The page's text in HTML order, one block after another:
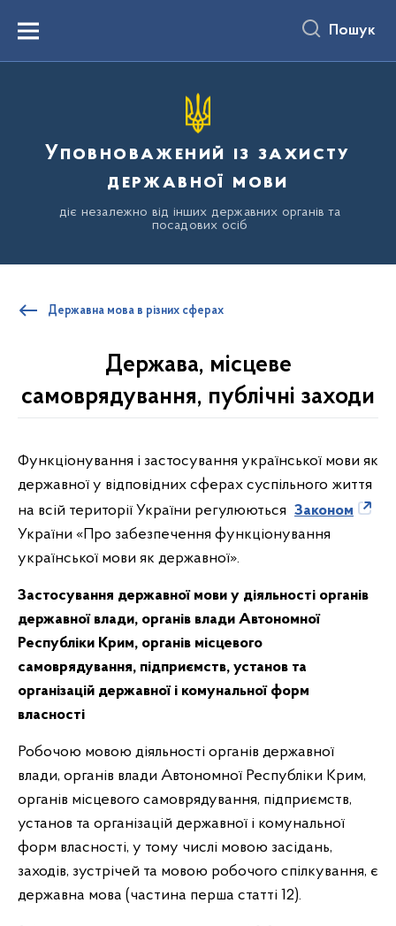
вмістуMenu Пошук
Уповноважений із захисту
державної мови
діє незалежно від інших державних органів та
посадових осіб
Державна мова в різних сферах
Держава, місцеве
самоврядування, публічні заходи
Функціонування і застосування української мови як
державної у відповідних сферах суспільного життя
на всій території України регулюються Законом
України «Про забезпечення функціонування
української мови як державної».
Застосування державної мови у діяльності органів
державної влади, органів влади Автономної
Республіки Крим, органів місцевого
самоврядування, підприємств, установ та
організацій державної і комунальної форм
власності
Робочою мовою діяльності органів державної
влади, органів влади Автономної Республіки Крим,
органів місцевого самоврядування, підприємств,
установ та організацій державної і комунальної
форм власності, у тому числі мовою засідань,
заходів, зустрічей та мовою робочого спілкування, є
державна мова (частина перша статті 12).